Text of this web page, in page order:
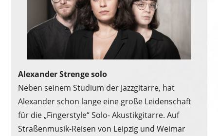
Alexander Strenge solo
Neben seinem Studium der Jazzgitarre, hat
Alexander schon lange eine große Leidenschaft
für die „Fingerstyle“ Solo- Akustikgitarre. Auf
Straßenmusik-Reisen von Leipzig und Weimar